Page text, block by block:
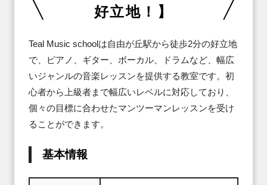
好立地！】
Teal Music schoolは自由が丘駅から徒歩2分の好立地
で、ピアノ、ギター、ボーカル、ドラムなど、幅広
いジャンルの音楽レッスンを提供する教室です。初
心者から上級者まで幅広いレベルに対応しており、
個々の目標に合わせたマンツーマンレッスンを受け
ることができます。
基本情報